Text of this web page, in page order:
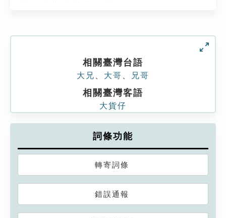
相關臺灣台語
大兄 大哥 兄哥
相關臺灣客語
大貨仔
詞條功能
轉寄詞條
錯誤通報